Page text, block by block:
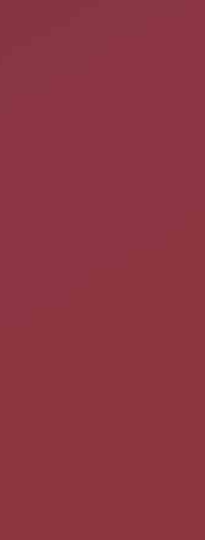
celle qu'on réalise
Pour des
se connecter avec
n'a accès qu'à la
ni caractère
(qui peut aussi
facilement) et
qu'on note :
l'installation de